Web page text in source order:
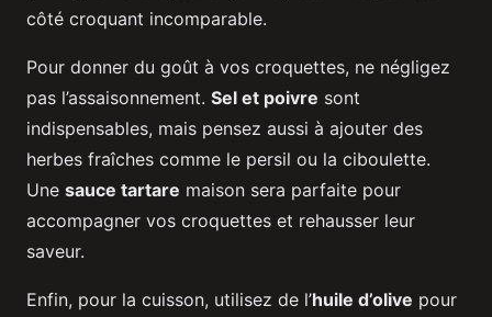
côté croquant incomparable.
Pour donner du goût à vos croquettes, ne négligez
pas l’assaisonnement. Sel et poivre sont
indispensables, mais pensez aussi à ajouter des
herbes fraîches comme le persil ou la ciboulette.
Une sauce tartare maison sera parfaite pour
accompagner vos croquettes et rehausser leur
saveur.
Enfin, pour la cuisson, utilisez de l’huile d’olive pour